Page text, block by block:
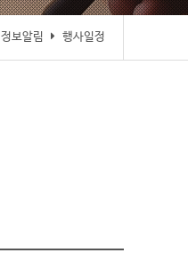
정보알림 행사일정